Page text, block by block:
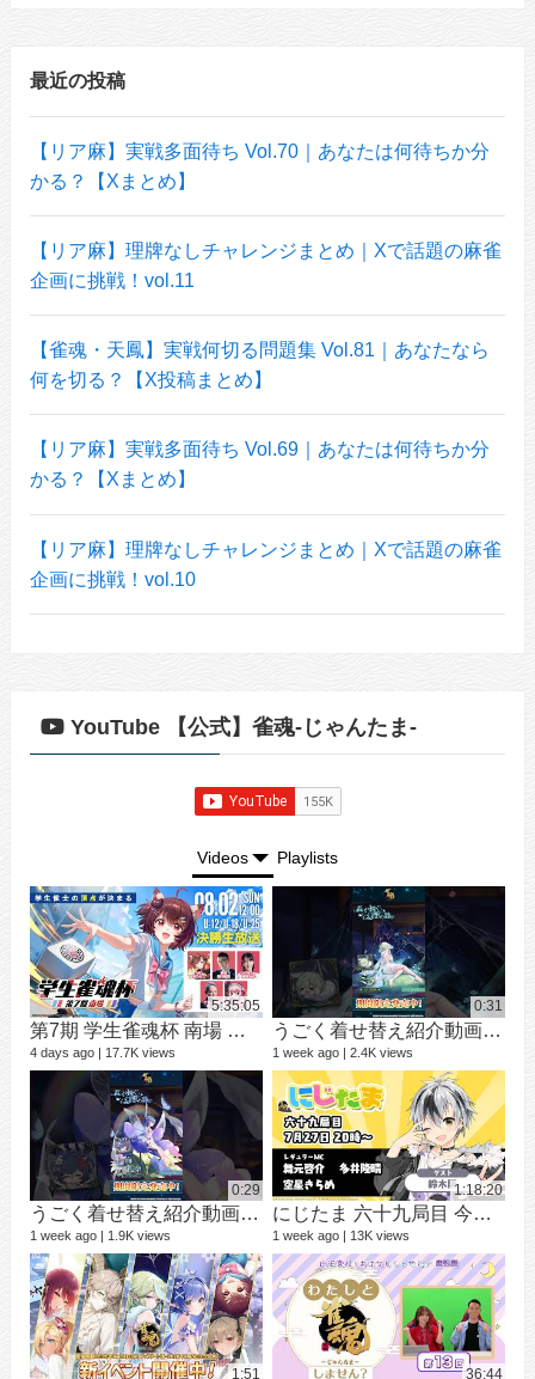
最近の投稿
【リア麻】実戦多面待ち Vol.70｜あなたは何待ちか分
かる？【Xまとめ】
【リア麻】理牌なしチャレンジまとめ｜Xで話題の麻雀
企画に挑戦！vol.11
【雀魂・天鳳】実戦何切る問題集 Vol.81｜あなたなら
何を切る？【X投稿まとめ】
【リア麻】実戦多面待ち Vol.69｜あなたは何待ちか分
かる？【Xまとめ】
【リア麻】理牌なしチャレンジまとめ｜Xで話題の麻雀
企画に挑戦！vol.10
YouTube 【公式】雀魂-じゃんたま-
Videos Playlists
5:35:05
第7期 学生雀魂杯 南場 決勝
4 days ago 17.7K views
0:31
うごく着せ替え紹介動画 ミラ #shorts
1 week ago 2.4K views
0:29
うごく着せ替え紹介動画 七海 礼奈 #shorts
1 week ago 1.9K views
1:18:20
にじたま 六十九局目 今日は何のルールで遊ぼうかにゃ？
1 week ago 13K views
1:51 36:44